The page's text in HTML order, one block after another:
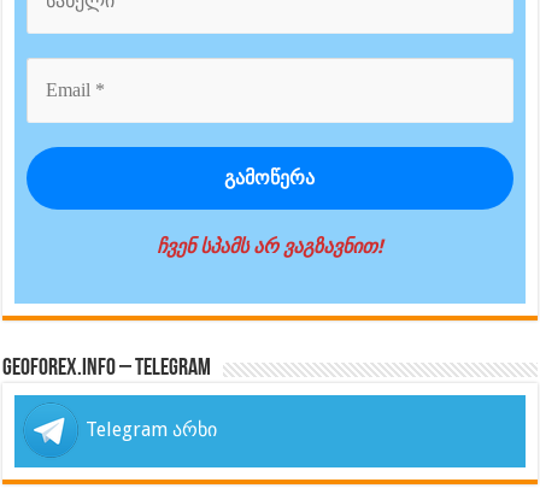
ჩვენ სპამს არ ვაგზავნით!
GeoForex.info – Telegram
Telegram არხი